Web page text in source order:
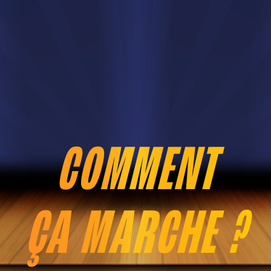
COMMENT
ÇA MARCHE ?